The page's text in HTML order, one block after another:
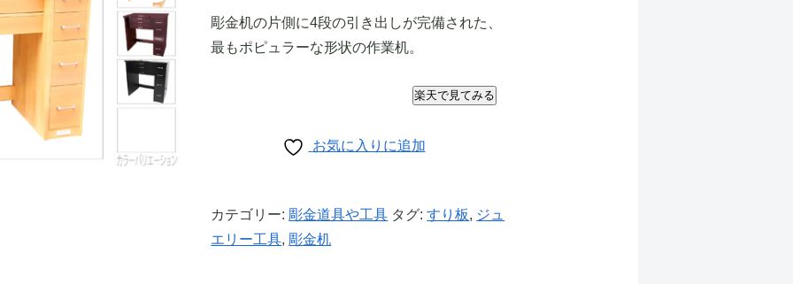
彫金机の片側に4段の引き出しが完備された、
最もポピュラーな形状の作業机。
楽天で見てみる
お気に入りに追加
カテゴリー: 彫金道具や工具 タグ:すり板, ジュ
エリー工具, 彫金机